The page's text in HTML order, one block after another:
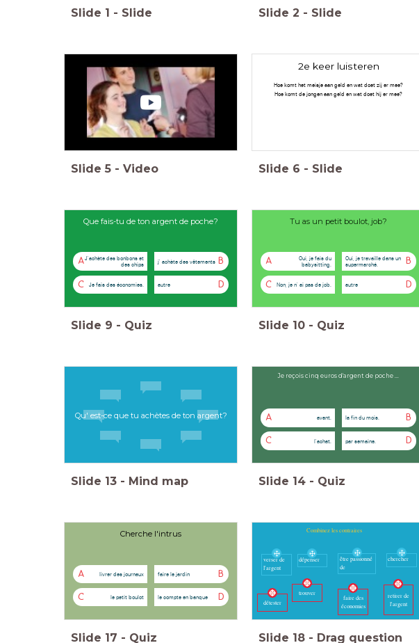
Slide 1 - Slide Slide 2 - Slide
Slide 5 - Video
2e keer luisteren
Hoe komt het meisje aan geld en wat doet zij er mee?
Hoe komt de jongen aan geld en wat doet hij er mee?
Slide 6 - Slide
Que fais-tu de ton argent de poche?
AJ'achète des bonbons et
des chips
B
j' achète des vêtements
C Je fais des économies. D
autre
Slide 9 - Quiz
Tu as un petit boulot, job?
A
Oui, je fais du
babysitting.
B
Oui, je travaille dans un
supermarché.
C Non, je n' ai pas de job. D
autre
Slide 10 - Quiz
Qu' est-ce que tu achètes de ton argent?
Slide 13 - Mind map
Je reçois cinq euros d'argent de poche ...
A avant. B
la fin du mois.
C l'achat. D
par semaine.
Slide 14 - Quiz
Cherche l'intrus
A livrer des journaux B
faire le jardin
C le petit boulot D
le compte en banque
Slide 17 - Quiz
Combinez les contraires
détester
trouver
faire des
économies
retirer de
l'argent
verser de
l'argent
dépenser
être passionné
de
chercher
Slide 18 - Drag question